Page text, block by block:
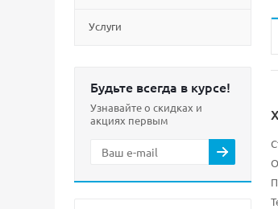
Услуги
Будьте всегда в курсе!
Узнавайте о скидках и
акциях первым